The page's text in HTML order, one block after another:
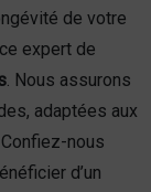
de votre
expert de
. Nous assurons
adaptées aux
nous
d’un